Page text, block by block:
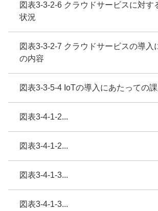
図表3-3-2-6 クラウドサービスに対す
状況
図表3-3-2-7 クラウドサービスの導入
の内容
図表3-3-5-4 IoTの導入にあたっての
図表3-4-1-2...
図表3-4-1-2...
図表3-4-1-3...
図表3-4-1-3...